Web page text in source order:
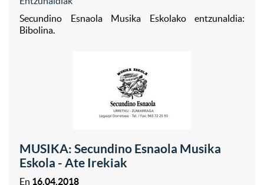
Secundino Esnaola Musika Eskolako entzunaldia:
Bibolina.
MUSIKA: Secundino Esnaola Musika
Eskola - Ate Irekiak
En 16.04.2018